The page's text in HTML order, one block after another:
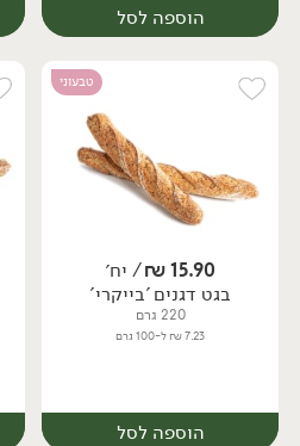
הוספה לסל
יח׳
טבעוני
15.90
₪/ יח׳
בגט דגנים 'בייקרי'
220 גרם
7.23 ₪ ל-100 גרם
הוספה לסל